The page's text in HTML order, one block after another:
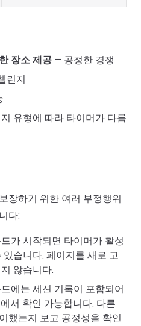
장소 제공 — 공정한 경쟁
린지
유형에 따라 타이머가 다름
장하기 위한 여러 부정행위
다:
가 시작되면 타이머가 활성
습니다. 페이지를 새로 고
않습니다.
에는 세션 기록이 포함되어
서 확인 가능합니다. 다른
했는지 보고 공정성을 확인